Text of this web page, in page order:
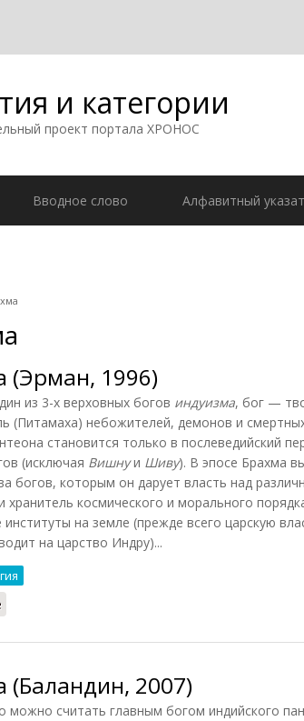
и категории
проект портала ХРОНОС
Вводное слово Алфавитный
(Эрман, 1996)
из 3-х верховных богов индуизма, бог —
(Питамаха) небожителей, демонов и
становится только в послеведийский
(исключая Вишнуи Шиву). В эпосе Брахма
богов, которым он дарует власть над
хранитель космического и морального
институты на земле (прежде всего царскую
на царство Индру)...
(Баландин, 2007)
можно считать главным богом индийского